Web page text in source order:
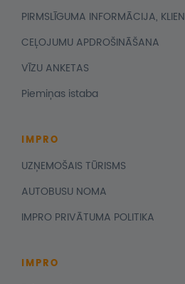
PIRMSLĪGUMA INFORMĀCIJA,
CEĻOJUMU APDROŠINĀŠANA
VĪZU ANKETAS
Piemiņas istaba
IMPRO
UZŅEMOŠAIS TŪRISMS
AUTOBUSU NOMA
IMPRO PRIVĀTUMA POLITIKA
IMPRO